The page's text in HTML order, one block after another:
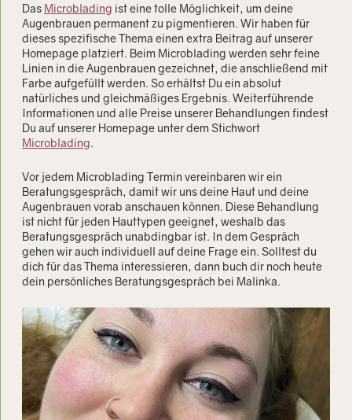
Das Microblading ist eine tolle Möglichkeit, um deine
Augenbrauen permanent zu pigmentieren. Wir haben für
dieses spezifische Thema einen extra Beitrag auf unserer
Homepage platziert. Beim Microblading werden sehr feine
Linien in die Augenbrauen gezeichnet, die anschließend mit
Farbe aufgefüllt werden. So erhältst Du ein absolut
natürliches und gleichmäßiges Ergebnis. Weiterführende
Informationen und alle Preise unserer Behandlungen findest
Du auf unserer Homepage unter dem Stichwort
Microblading.
Vor jedem Microblading Termin vereinbaren wir ein
Beratungsgespräch, damit wir uns deine Haut und deine
Augenbrauen vorab anschauen können. Diese Behandlung
ist nicht für jeden Hauttypen geeignet, weshalb das
Beratungsgespräch unabdingbar ist. In dem Gespräch
gehen wir auch individuell auf deine Frage ein. Solltest du
dich für das Thema interessieren, dann buch dir noch heute
dein persönliches Beratungsgespräch bei Malinka.